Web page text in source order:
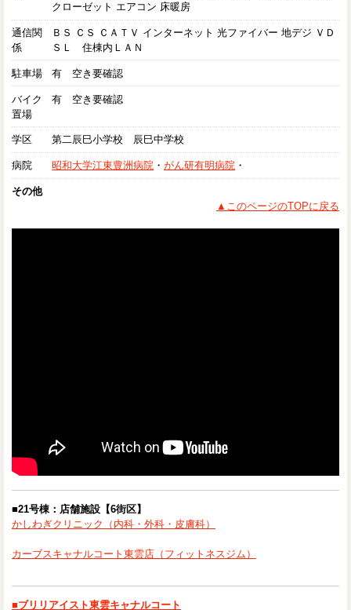
クローゼット エアコン 床暖房
通信関
係
ＢＳ ＣＳ ＣＡＴＶ インターネット 光ファイバー 地デジ ＶＤ
ＳＬ 住棟内ＬＡＮ
駐車場 有 空き要確認
バイク
置場
有 空き要確認
学区 第二辰巳小学校 辰巳中学校
病院 昭和大学江東豊洲病院 ・がん研有明病院 ・
その他
▲このページのTOPに戻る
■21号棟：店舗施設【6街区】
かしわぎクリニック（内科・外科・皮膚科）
カーブスキャナルコート東雲店（フィットネスジム）
■ブリリアイスト東雲キャナルコート